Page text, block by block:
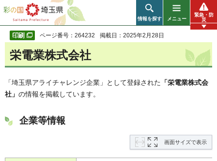
彩の国 埼玉県
情報を探す メニュー
緊急・防
災
ページ番号：264232 掲載日：2025年2月28日
栄電業株式会社
「埼玉県アライチャレンジ企業」として登録された 「栄電業株式会
社」 の情報を掲載しています。
企業等情報
画面サイズで表示